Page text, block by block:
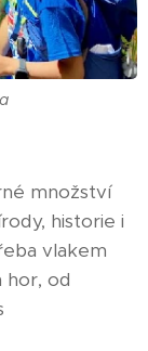
množství
historie i
vlakem
hor, od